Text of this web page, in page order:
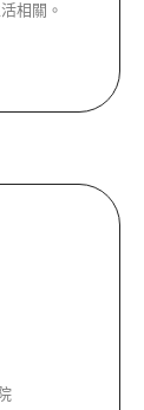
相關。